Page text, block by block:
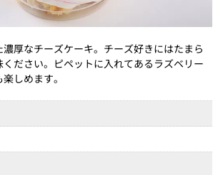
厚なチーズケーキ。チーズ好きにはたまら
ださい。ピペットに入れてあるラズベリー
しめます。